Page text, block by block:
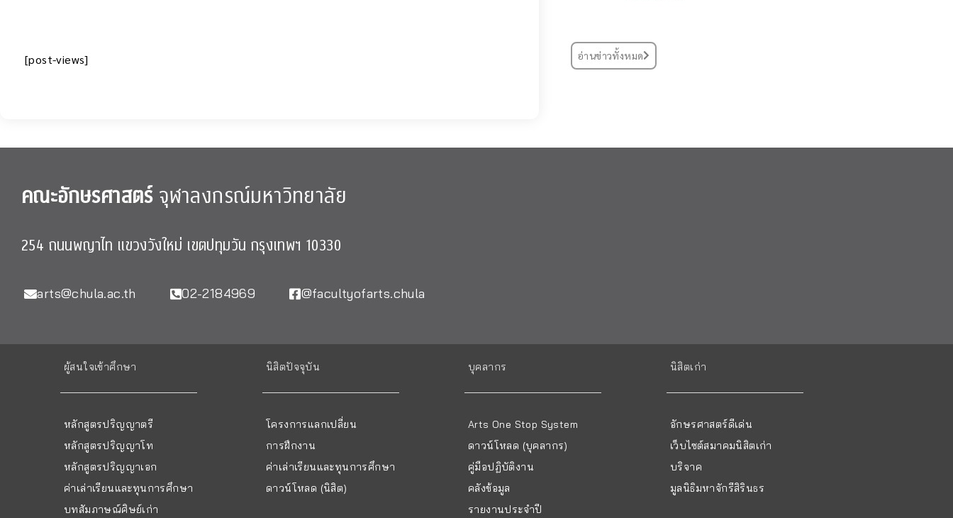
[post-views] อ่านข่าวทั้งหมด
คณะอักษรศาสตร์จุฬาลงกรณ์มหาวิทยาลัย
254 ถนนพญาไท แขวงวังใหม่ เขตปทุมวัน กรุงเทพฯ 10330
arts@chula.ac.th 02-2184969 @facultyofarts.chula
ผู้สนใจเข้าศึกษา
หลักสูตรปริญญาตรี
หลักสูตรปริญญาโท
หลักสูตรปริญญาเอก
ค่าเล่าเรียนและทุนการศึกษา
บทสัมภาษณ์ศิษย์เก่า
นิสิตปัจจุบัน
โครงการแลกเปลี่ยน
การฝึกงาน
ค่าเล่าเรียนและทุนการศึกษา
ดาวน์โหลด (นิสิต)
บุคลากร
Arts One Stop System
ดาวน์โหลด (บุคลากร)
คู่มือปฏิบัติงาน
คลังข้อมูล
รายงานประจำปี
นิสิตเก่า
อักษรศาสตร์ดีเด่น
เว็บไซต์สมาคมนิสิตเก่า
บริจาค
มูลนิธิมหาจักรีสิรินธร